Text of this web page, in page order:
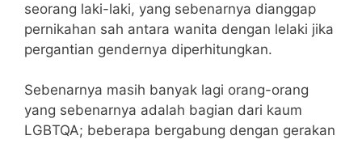
seorang laki-laki, yang sebenarnya dianggap
pernikahan sah antara wanita dengan lelaki jika
pergantian gendernya diperhitungkan.
Sebenarnya masih banyak lagi orang-orang
yang sebenarnya adalah bagian dari kaum
LGBTQA; beberapa bergabung dengan gerakan